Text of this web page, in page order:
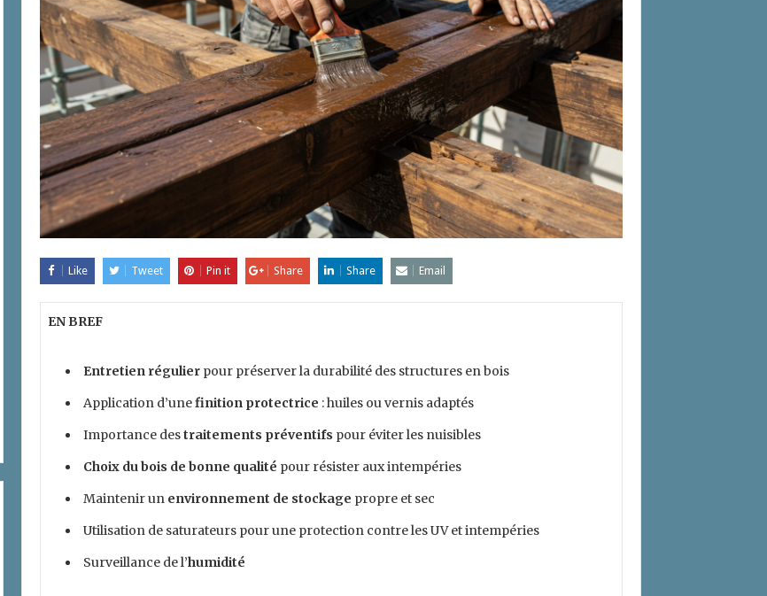
Like Tweet Pin it Share Share Email
EN BREF
Entretien régulier pour préserver la durabilité des structures en bois
Application d’unefinition protectrice : huiles ou vernis adaptés
Importance destraitements préventifs pour éviter les nuisibles
Choix du bois de bonne qualité pour résister aux intempéries
Maintenir un environnement de stockage propre et sec
Utilisation de saturateurs pour une protection contre les UV et intempéries
Surveillance de l’humidité